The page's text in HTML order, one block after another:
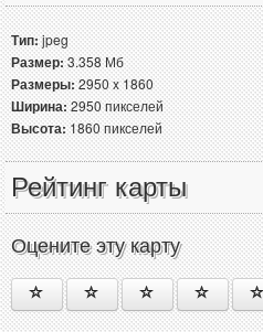
Тип:jpeg
Размер:3.358 Мб
Размеры:2950 x 1860
Ширина:2950 пикселей
Высота:1860 пикселей
Рейтинг карты
Оцените эту карту